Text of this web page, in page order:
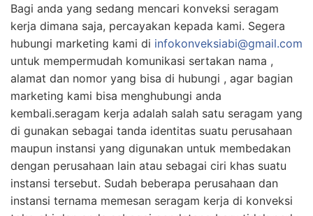
Bagi anda yang sedang mencari konveksi seragam
kerja dimana saja, percayakan kepada kami. Segera
hubungi marketing kami di infokonveksiabi@gmail.com
untuk mempermudah komunikasi sertakan nama ,
alamat dan nomor yang bisa di hubungi , agar bagian
marketing kami bisa menghubungi anda
kembali.seragam kerja adalah salah satu seragam yang
di gunakan sebagai tanda identitas suatu perusahaan
maupun instansi yang digunakan untuk membedakan
dengan perusahaan lain atau sebagai ciri khas suatu
instansi tersebut. Sudah beberapa perusahaan dan
instansi ternama memesan seragam kerja di konveksi